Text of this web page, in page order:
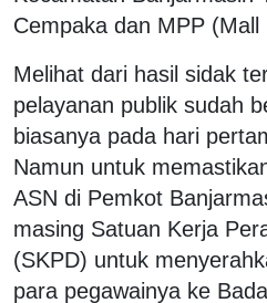
Cempaka dan MPP (Mall
Melihat dari hasil sidak
pelayanan publik sudah
biasanya pada hari
Namun untuk
ASN di Pemkot
masing Satuan Kerja
(SKPD) untuk
para pegawainya ke